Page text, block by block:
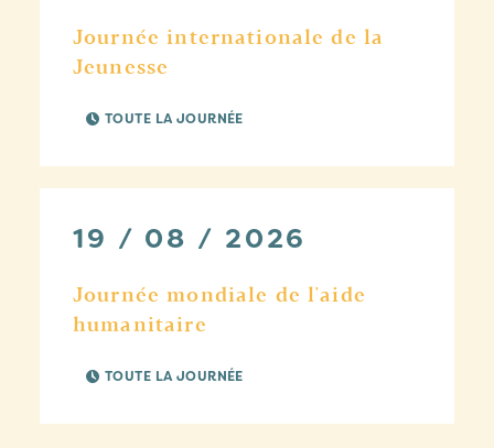
Journée internationale de la
Jeunesse
TOUTE LA JOURNÉE
19 / 08 / 2026
Journée mondiale de l'aide
humanitaire
TOUTE LA JOURNÉE